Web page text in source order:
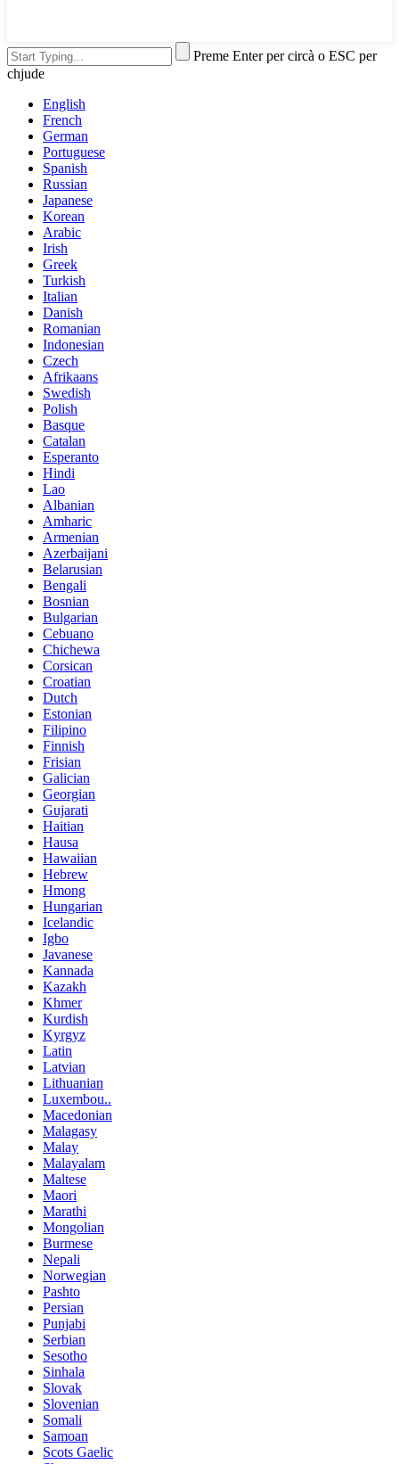
Preme Enter per circà o ESC per
chjude
English
French
German
Portuguese
Spanish
Russian
Japanese
Korean
Arabic
Irish
Greek
Turkish
Italian
Danish
Romanian
Indonesian
Czech
Afrikaans
Swedish
Polish
Basque
Catalan
Esperanto
Hindi
Lao
Albanian
Amharic
Armenian
Azerbaijani
Belarusian
Bengali
Bosnian
Bulgarian
Cebuano
Chichewa
Corsican
Croatian
Dutch
Estonian
Filipino
Finnish
Frisian
Galician
Georgian
Gujarati
Haitian
Hausa
Hawaiian
Hebrew
Hmong
Hungarian
Icelandic
Igbo
Javanese
Kannada
Kazakh
Khmer
Kurdish
Kyrgyz
Latin
Latvian
Lithuanian
Luxembou..
Macedonian
Malagasy
Malay
Malayalam
Maltese
Maori
Marathi
Mongolian
Burmese
Nepali
Norwegian
Pashto
Persian
Punjabi
Serbian
Sesotho
Sinhala
Slovak
Slovenian
Somali
Samoan
Scots Gaelic